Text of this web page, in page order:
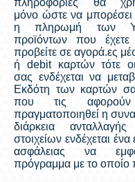
πληροφορίες θα
μόνο ώστε να μπορέσει
η πληρωμή των
προϊόντων που
προβείτε σε αγορά.ες
ή debit καρτών τότε
σας ενδέχεται να
Εκδότη των καρτών
που τις
πραγματοποιηθεί η
διάρκεια
στοιχείων ενδέχεται ένα
ασφάλειας να
πρόγραμμα με το οποίο